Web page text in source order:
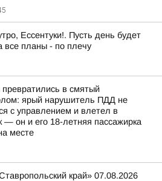
Ессентуки!. Пусть день будет
все планы - по плечу
в смятый
ярый нарушитель ПДД не
с управлением и влетел в
— он и его 18-летняя пассажирка
месте
край» 07.08.2026